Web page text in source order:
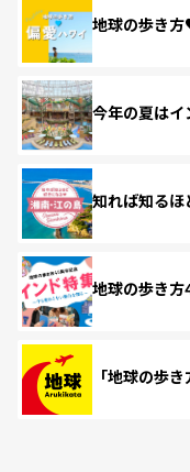
地球の歩き
今年の夏はイ
知れば知るほ
地球の歩き方
「地球の歩